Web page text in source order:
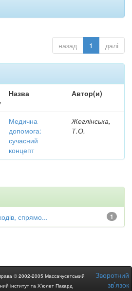
назад 1 далі
Назва Автор(и)
Медична
допомога:
сучасний
концепт
Жеглінська,
Т.О.
1
спрямо...
© 2002-2005 Массачусетський
інститут та Х’юлет Пакард
Зворотний
зв’язок